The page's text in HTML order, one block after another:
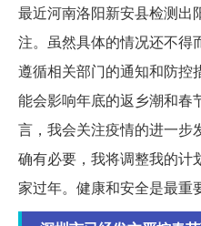
最近河南洛阳新安县检测出
注。虽然具体的情况还不得
遵循相关部门的通知和防控
能会影响年底的返乡潮和春
言，我会关注疫情的进一步
确有必要，我将调整我的计
家过年。健康和安全是最重